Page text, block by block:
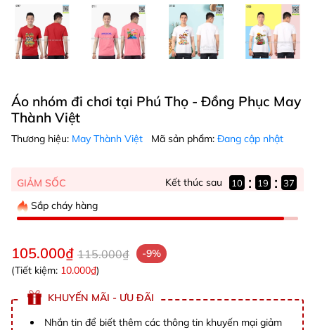
Áo nhóm đi chơi tại Phú Thọ - Đồng Phục May
Thành Việt
Thương hiệu: May Thành Việt Mã sản phẩm: Đang cập nhật
GIẢM SỐC Kết thúc sau 10 : 19 : 37
Sắp cháy hàng
105.000₫ 115.000₫
-9%
(Tiết kiệm: 10.000₫)
KHUYẾN MÃI - ƯU ĐÃI
Nhắn tin để biết thêm các thông tin khuyến mại giảm